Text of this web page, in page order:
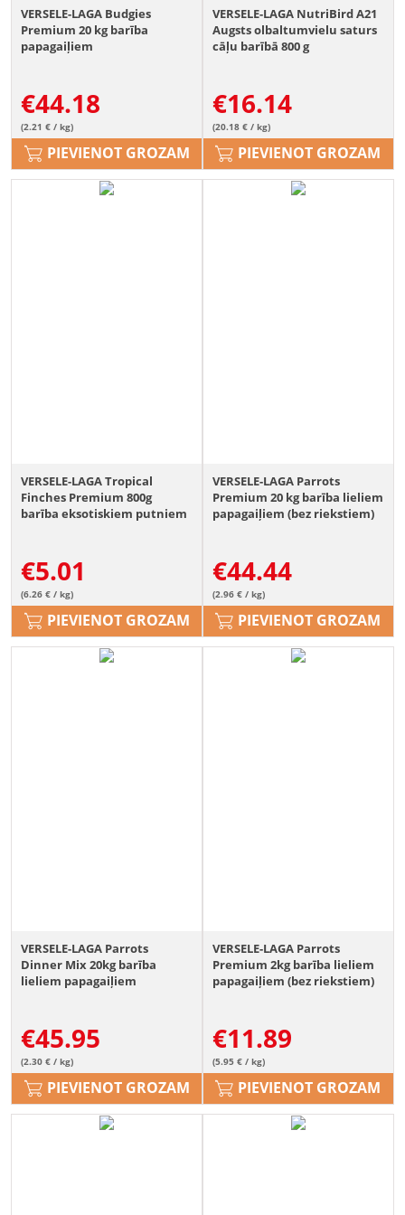
VERSELE-LAGA Budgies
Premium 20 kg barība
papagaiļiem
€44.18
(2.21 € / kg)
PIEVIENOT GROZAM
VERSELE-LAGA NutriBird A21
Augsts olbaltumvielu saturs
cāļu barībā 800 g
€16.14
(20.18 € / kg)
PIEVIENOT GROZAM
VERSELE-LAGA Tropical
Finches Premium 800g
barība eksotiskiem putniem
€5.01
(6.26 € / kg)
PIEVIENOT GROZAM
VERSELE-LAGA Parrots
Premium 20 kg barība lieliem
papagaiļiem (bez riekstiem)
€44.44
(2.96 € / kg)
PIEVIENOT GROZAM
VERSELE-LAGA Parrots
Dinner Mix 20kg barība
lieliem papagaiļiem
€45.95
(2.30 € / kg)
PIEVIENOT GROZAM
VERSELE-LAGA Parrots
Premium 2kg barība lieliem
papagaiļiem (bez riekstiem)
€11.89
(5.95 € / kg)
PIEVIENOT GROZAM